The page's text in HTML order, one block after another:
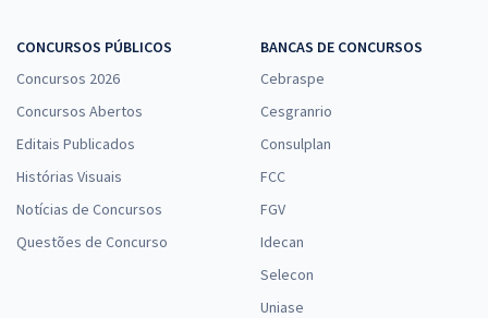
CONCURSOS PÚBLICOS
Concursos 2026
Concursos Abertos
Editais Publicados
Histórias Visuais
Notícias de Concursos
Questões de Concurso
BANCAS DE CONCURSOS
Cebraspe
Cesgranrio
Consulplan
FCC
FGV
Idecan
Selecon
Uniase